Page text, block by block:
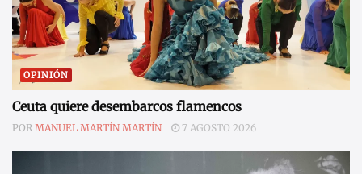
OPINIÓN
Ceuta quiere desembarcos flamencos
POR MANUEL MARTÍN MARTÍN 7 AGOSTO 2026